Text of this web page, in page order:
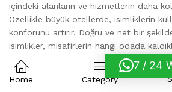
içindeki alanların ve hizmetlerin daha
Özellikle büyük otellerde, isimliklerin
konforunu artırır. Doğru ve net bir
isimlikler, misafirlerin hangi odada
yardımcı olurken, aynı zamanda otelin
uyumlu bir estetik yaratır.
Home Category
7 / 24